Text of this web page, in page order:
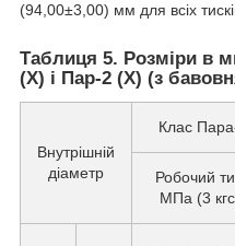
(94,00±3,00) мм для всіх
Таблиця 5. Розміри в
(X) і Пар-2 (Х) (з
Внутрішній
діаметр
Клас
Робочий
МПа (3